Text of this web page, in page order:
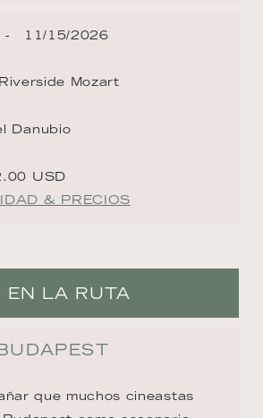
11/15/2026
Riverside Mozart
Danubio
USD
& PRECIOS
EN LA RUTA
que muchos cineastas